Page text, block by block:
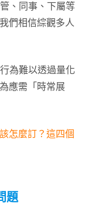
、同事、下屬等
們相信綜觀多人
為難以透過量化
應需「時常展
怎麼訂？這四個
題